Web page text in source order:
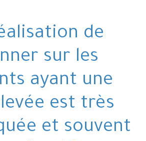
de
sur les
ayant une
est très
et souvent